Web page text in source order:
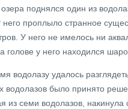
поднялся один из
проплыло странное
У него не имелось ни
голове у него находился
водолазу удалось
водолазов было принято
из семи водолазов,